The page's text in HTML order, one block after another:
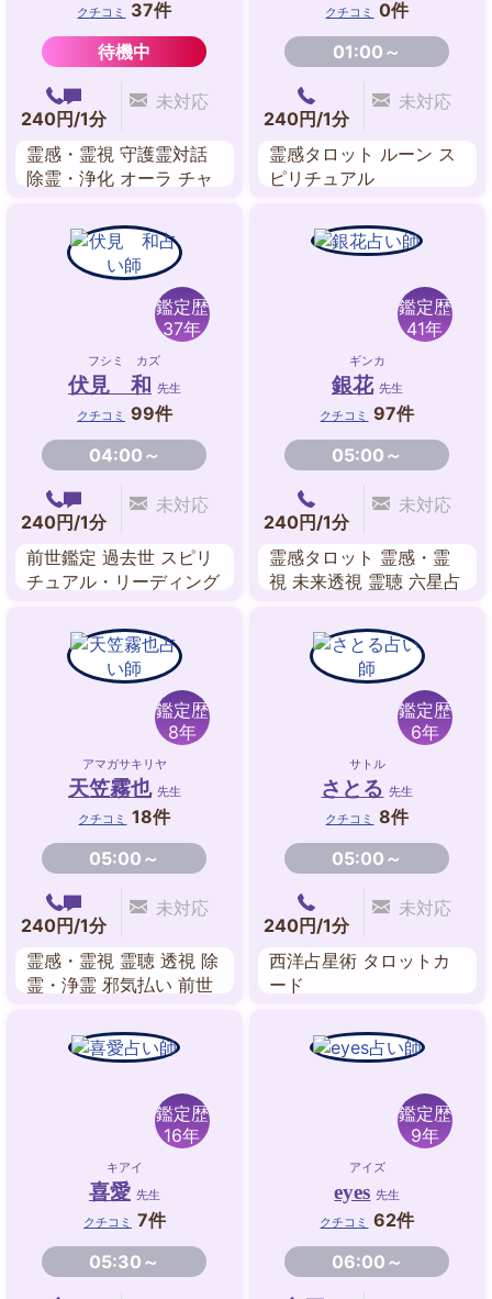
クチコミ
37件
待機中
240円/1分
未対応
霊感・霊視 守護霊対話
除霊・浄化 オーラ チャ
クチコミ
0件
01:00～
240円/1分
未対応
霊感タロット ルーン ス
ピリチュアル
鑑定歴
37年
フシミ カズ
伏見 和 先生
クチコミ 99件
04:00～
240円/1分
未対応
前世鑑定 過去世 スピリ
チュアル・リーディング
チャネリング エネルギ
ーワーク
鑑定歴
41年
ギンカ
銀花 先生
クチコミ
97件
05:00～
240円/1分
未対応
霊感タロット 霊感・霊
視 未来透視 霊聴 六星占
鑑定歴
8年
アマガサキリヤ
天笠霧也 先生
クチコミ
18件
05:00～
240円/1分
未対応
霊感・霊視 霊聴 透視 除
霊・浄霊 邪気払い 前世
師カード
鑑定歴
6年
サトル
さとる 先生
クチコミ
8件
05:00～
240円/1分
未対応
西洋占星術 タロットカ
ード
鑑定歴
16年
キアイ
喜愛 先生
クチコミ 7件
05:30～
鑑定歴
9年
アイズ
eyes 先生
クチコミ
62件
06:00～